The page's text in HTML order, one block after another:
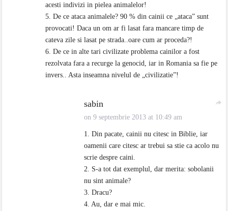
acesti indivizi in pielea animalelor!
5. De ce ataca animalele? 90 % din cainii ce „ataca” sunt
provocati! Daca un om ar fi lasat fara mancare timp de
cateva zile si lasat pe strada..oare cum ar proceda?!
6. De ce in alte tari civilizate problema cainilor a fost
rezolvata fara a recurge la genocid, iar in Romania sa fie pe
invers.. Asta inseamna nivelul de „civilizatie”!
sabin
on 9 septembrie 2013 at 10:49 am
1. Din pacate, cainii nu citesc in Biblie, iar
oamenii care citesc ar trebui sa stie ca acolo nu
scrie despre caini.
2. S-a tot dat exemplul, dar merita: sobolanii
nu sint animale?
3. Dracu?
4. Au, dar e mai mic.